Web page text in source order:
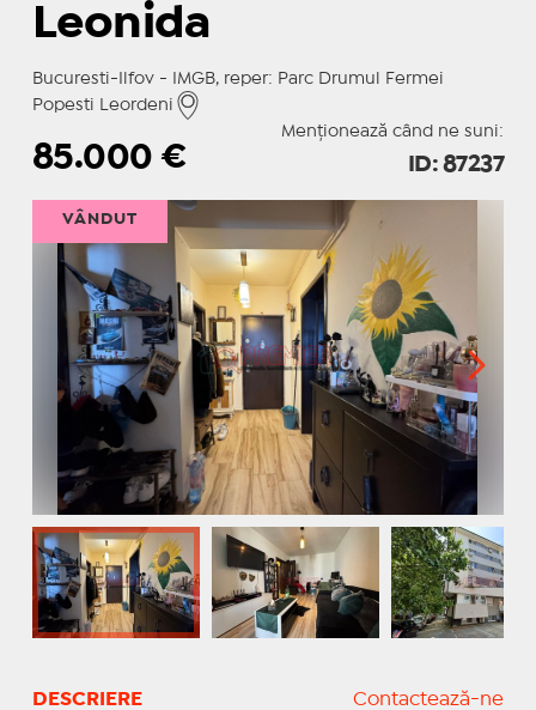
Leonida
Bucuresti-Ilfov - IMGB, reper: Parc Drumul Fermei
Popesti Leordeni
Menționează când ne suni:
85.000€ ID: 87237
VÂNDUT
DESCRIERE Contactează-ne